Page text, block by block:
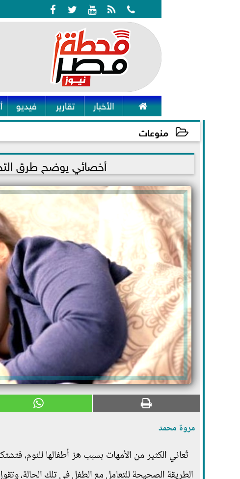
    
 الأخبار تقارير فيديو
منوعات
2021-11-22 19:41:49 أخصائي يوضح طرق
مروة محمد
تُعاني الكثير من الأمهات بسبب هز أطفالها للنوم،
الطريقة الصحيحة للتعامل مع الطفل في تلك الحالة،